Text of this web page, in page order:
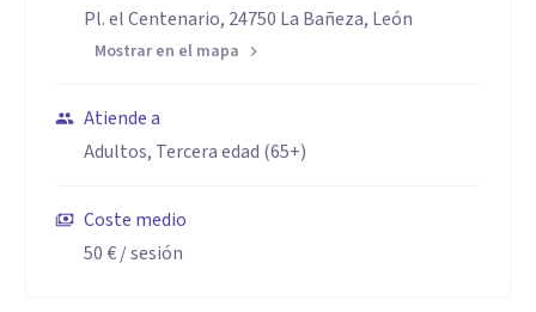
Pl. el Centenario, 24750 La Bañeza, León
Mostrar en el mapa
Atiende a
Adultos, Tercera edad (65+)
Coste medio
50 €/ sesión